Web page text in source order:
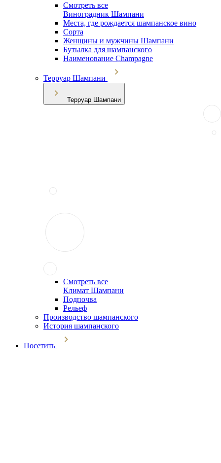
Смотреть все
Виноградник Шампани
Места, где рождается шампанское вино
Сорта
Женщины и мужчины Шампани
Бутылка для шампанского
Наименование Champagne
Терруар Шампани
Терруар Шампани
Смотреть все
Климат Шампани
Подпочва
Рельеф
Производство шампанского
История шампанского
Посетить